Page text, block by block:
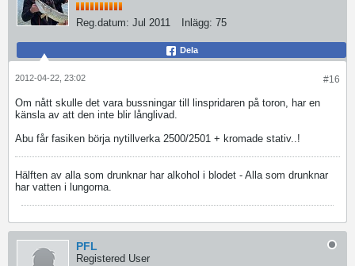
Reg.datum: Jul 2011 Inlägg: 75
Dela
#16
2012-04-22, 23:02
Om nått skulle det vara bussningar till linspridaren på toron, har en
känsla av att den inte blir långlivad.
Abu får fasiken börja nytillverka 2500/2501 + kromade stativ..!
Hälften av alla som drunknar har alkohol i blodet - Alla som drunknar
har vatten i lungorna.
PFL
Registered User